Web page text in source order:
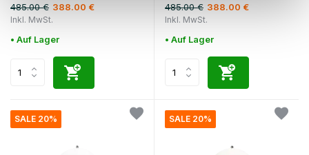
485.00 € 388.00 €
Inkl. MwSt.
• Auf Lager
485.00 € 388.00 €
Inkl. MwSt.
• Auf Lager
SALE 20% SALE 20%